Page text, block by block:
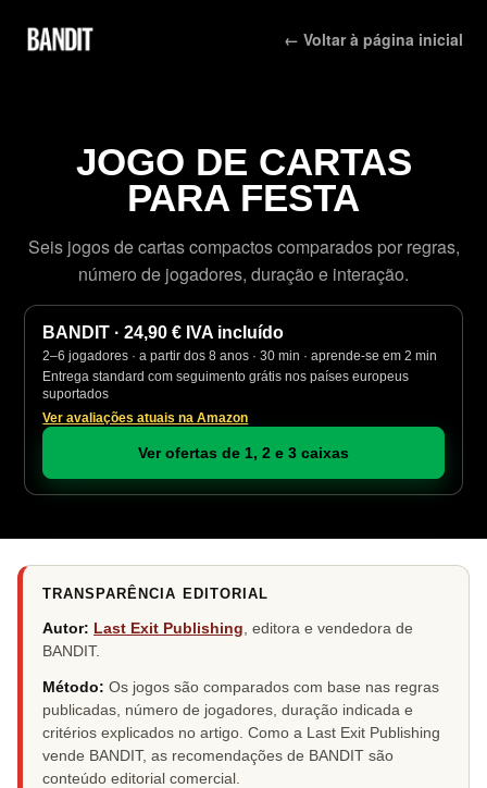
← Voltar à página inicial
JOGO DE CARTAS
PARA FESTA
Seis jogos de cartas compactos comparados por regras,
número de jogadores, duração e interação.
BANDIT · 24,90 € IVA incluído
2–6 jogadores · a partir dos 8 anos · 30 min · aprende-se em 2 min
Entrega standard com seguimento grátis nos países europeus
suportados
Ver avaliações atuais na Amazon
Ver ofertas de 1, 2 e 3 caixas
TRANSPARÊNCIA EDITORIAL
Autor: Last Exit Publishing , editora e vendedora de
BANDIT.
Método: Os jogos são comparados com base nas regras
publicadas, número de jogadores, duração indicada e
critérios explicados no artigo. Como a Last Exit Publishing
vende BANDIT, as recomendações de BANDIT são
conteúdo editorial comercial.